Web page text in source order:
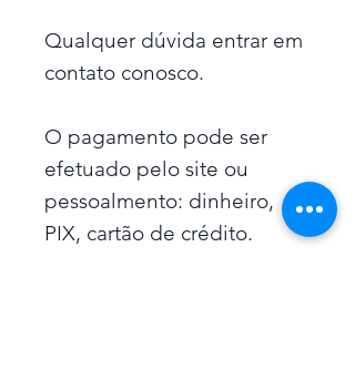
Qualquer dúvida entrar em
contato conosco.
O pagamento pode ser
efetuado pelo site ou
pessoalmento: dinheiro,
PIX, cartão de crédito.